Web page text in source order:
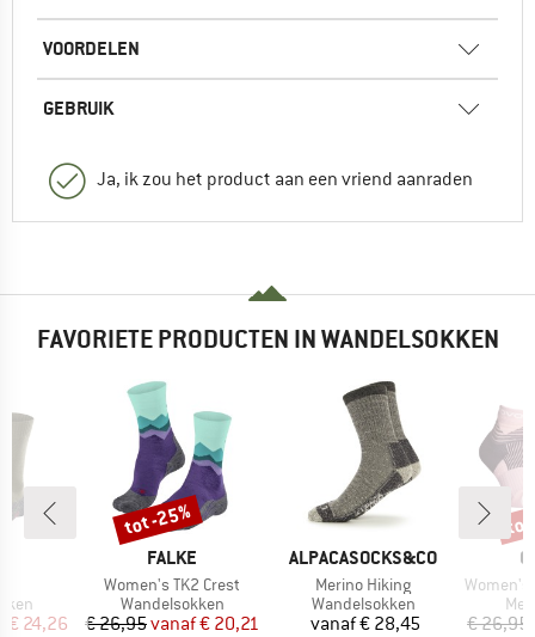
VOORDELEN
GEBRUIK
Ja, ik zou het product aan een vriend aanraden
FAVORIETE PRODUCTEN IN WANDELSOKKEN
prijs
€ 24,26
MERK
FALKE
Artikel
Women's TK2 Crest
Productgroep
Wandelsokken
Prijs
€ 26,95 Verlaagde prijs
vanaf€ 20,21
Korting
tot -25%
MERK
ALPACASOCKS&CO
Artikel
Merino Hiking
Productgroep
Wandelsokken
Prijs
vanaf€ 28,45
Artikel
Women's All
€ 26,95